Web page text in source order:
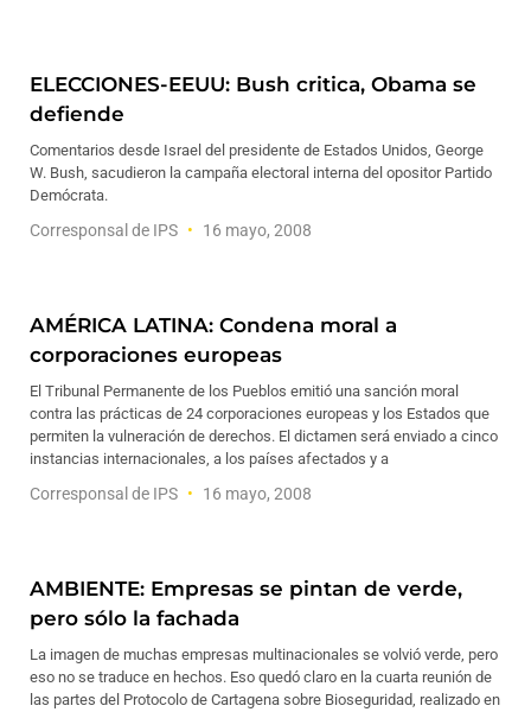
ELECCIONES-EEUU: Bush critica, Obama se
defiende
Comentarios desde Israel del presidente de Estados Unidos, George
W. Bush, sacudieron la campaña electoral interna del opositor Partido
Demócrata.
Corresponsal de IPS 16 mayo, 2008
AMÉRICA LATINA: Condena moral a
corporaciones europeas
El Tribunal Permanente de los Pueblos emitió una sanción moral
contra las prácticas de 24 corporaciones europeas y los Estados que
permiten la vulneración de derechos. El dictamen será enviado a cinco
instancias internacionales, a los países afectados y a
Corresponsal de IPS 16 mayo, 2008
AMBIENTE: Empresas se pintan de verde,
pero sólo la fachada
La imagen de muchas empresas multinacionales se volvió verde, pero
eso no se traduce en hechos. Eso quedó claro en la cuarta reunión de
las partes del Protocolo de Cartagena sobre Bioseguridad, realizado en